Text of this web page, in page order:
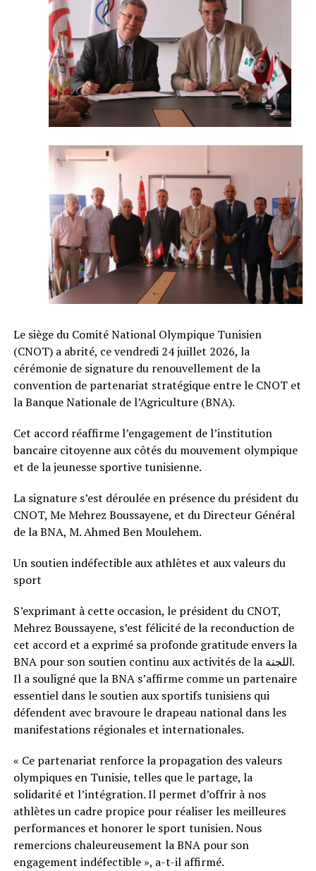
Le siège du Comité National Olympique Tunisien
(CNOT) a abrité, ce vendredi 24 juillet 2026, la
cérémonie de signature du renouvellement de la
convention de partenariat stratégique entre le CNOT et
la Banque Nationale de l’Agriculture (BNA).
Cet accord réaffirme l’engagement de l’institution
bancaire citoyenne aux côtés du mouvement olympique
et de la jeunesse sportive tunisienne.
La signature s’est déroulée en présence du président du
CNOT, Me Mehrez Boussayene, et du Directeur Général
de la BNA, M. Ahmed Ben Moulehem.
Un soutien indéfectible aux athlètes et aux valeurs du
sport
S’exprimant à cette occasion, le président du CNOT,
Mehrez Boussayene, s’est félicité de la reconduction de
cet accord et a exprimé sa profonde gratitude envers la
BNA pour son soutien continu aux activités de la اللجنة.
Il a souligné que la BNA s’affirme comme un partenaire
essentiel dans le soutien aux sportifs tunisiens qui
défendent avec bravoure le drapeau national dans les
manifestations régionales et internationales.
« Ce partenariat renforce la propagation des valeurs
olympiques en Tunisie, telles que le partage, la
solidarité et l’intégration. Il permet d’offrir à nos
athlètes un cadre propice pour réaliser les meilleures
performances et honorer le sport tunisien. Nous
remercions chaleureusement la BNA pour son
engagement indéfectible », a-t-il affirmé.